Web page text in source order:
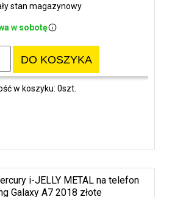
stan magazynowy
w sobotę
DO KOSZYKA
w koszyku: 0szt.